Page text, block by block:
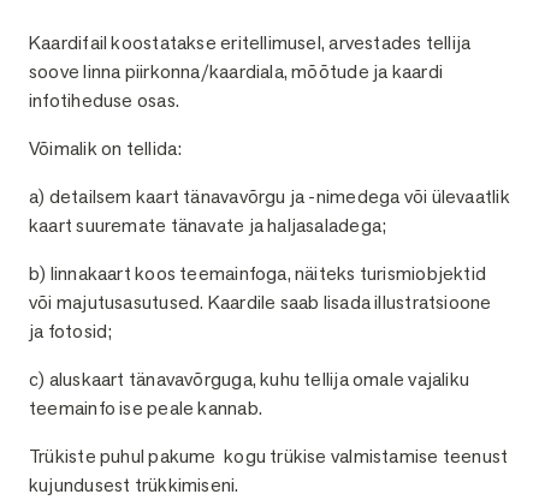
Kirjeldus
Kaardifail koostatakse eritellimusel, arvestades tellija
soove linna piirkonna/kaardiala, mõõtude ja kaardi
infotiheduse osas.
Võimalik on tellida:
a) detailsem kaart tänavavõrgu ja -nimedega või ülevaatlik
kaart suuremate tänavate ja haljasaladega;
b) linnakaart koos teemainfoga, näiteks turismiobjektid
või majutusasutused. Kaardile saab lisada illustratsioone
ja fotosid;
c) aluskaart tänavavõrguga, kuhu tellija omale vajaliku
teemainfo ise peale kannab.
Trükiste puhul pakume kogu trükise valmistamise teenust
kujundusest trükkimiseni.